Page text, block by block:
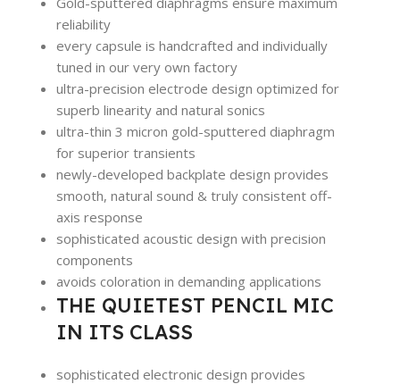
reliability
every capsule is handcrafted and individually
tuned in our very own factory
ultra-precision electrode design optimized for
superb linearity and natural sonics
ultra-thin 3 micron gold-sputtered diaphragm
for superior transients
newly-developed backplate design provides
smooth, natural sound & truly consistent off-
axis response
sophisticated acoustic design with precision
components
avoids coloration in demanding applications
THE QUIETEST PENCIL MIC
IN ITS CLASS
sophisticated electronic design provides